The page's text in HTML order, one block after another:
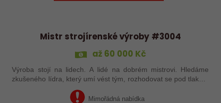
Mistr strojírenské výroby #3004
až 60 000 Kč
Výroba stojí na lidech. A lidé na dobrém mistrovi. Hledáme
zkušeného lídra, který umí vést tým, rozhodovat se pod tlakem
a hledá řešení místo výmluv. Pokud máte zkušenosti ze
strojírenské výroby a…
Mimořádná nabídka